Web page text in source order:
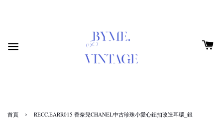
首頁 › RECC.EARR015 香奈兒CHANEL中古珍珠小愛心鈕扣改造耳環_銀